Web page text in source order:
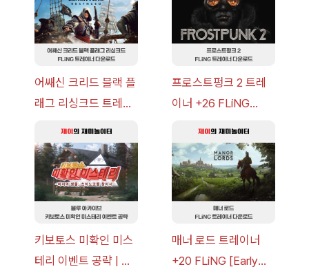
이브
어쌔신 크리드 블랙 플
래그 리싱크드 트레이
v1.0+] 다운로드
프로스트펑크 2 트레
이너 +26 FLiNG
드
키보토스 미확인 미스
테리 이벤트 공략 | 블
매너 로드 트레이너
+20 FLiNG [Early